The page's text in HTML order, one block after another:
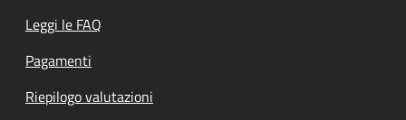
Leggi le FAQ
Pagamenti
Riepilogo valutazioni